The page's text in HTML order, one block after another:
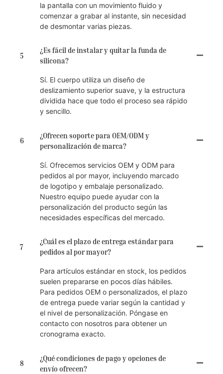
la pantalla con un movimiento fluido y
comenzar a grabar al instante, sin necesidad
de desmontar varias piezas.
5
¿Es fácil de instalar y quitar la funda de
silicona?
Sí. El cuerpo utiliza un diseño de
deslizamiento superior suave, y la estructura
dividida hace que todo el proceso sea rápido
y sencillo.
6
¿Ofrecen soporte para OEM/ODM y
personalización de marca?
Sí. Ofrecemos servicios OEM y ODM para
pedidos al por mayor, incluyendo marcado
de logotipo y embalaje personalizado.
Nuestro equipo puede ayudar con la
personalización del producto según las
necesidades específicas del mercado.
7
¿Cuál es el plazo de entrega estándar para
pedidos al por mayor?
Para artículos estándar en stock, los pedidos
suelen prepararse en pocos días hábiles.
Para pedidos OEM o personalizados, el plazo
de entrega puede variar según la cantidad y
el nivel de personalización. Póngase en
contacto con nosotros para obtener un
cronograma exacto.
8
¿Qué condiciones de pago y opciones de
envío ofrecen?